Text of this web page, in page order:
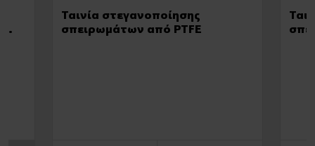
Ταινία στεγανοποίησης
σπειρωμάτων από PTFE